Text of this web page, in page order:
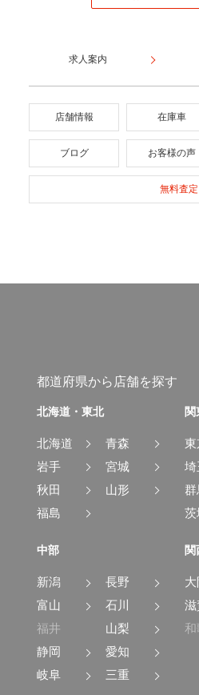
求人案内
店舗情報 在庫車
ブログ お客様の声
無料査定
都道府県から店舗を探す
北海道・東北
北海道
青森
岩手
宮城
秋田
山形
福島
関
東
埼
茨
中部
新潟
長野
富山
石川
福井
山梨
静岡
愛知
岐阜
三重
関
大
滋
和